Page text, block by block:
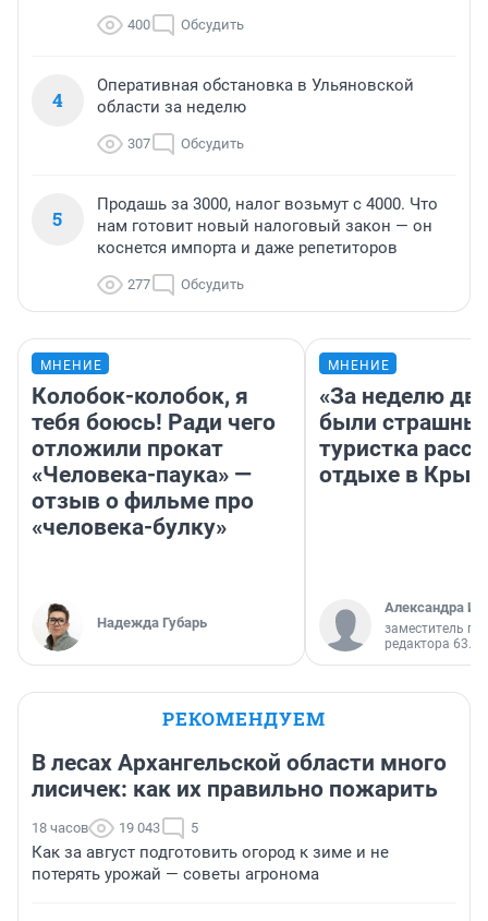
400 Обсудить
4
Оперативная обстановка в Ульяновской
области за неделю
307 Обсудить
5
Продашь за 3000, налог возьмут с 4000. Что
нам готовит новый налоговый закон — он
коснется импорта и даже репетиторов
277 Обсудить
МНЕНИЕ
Колобок-колобок, я
тебя боюсь! Ради чего
отложили прокат
«Человека-паука» —
отзыв о фильме про
«человека-булку»
Надежда Губарь
МНЕНИЕ
«За неделю
были
туристка
отдыхе в
Александра
заместитель
редактора 63.RU
РЕКОМЕНДУЕМ
В лесах Архангельской области много
лисичек: как их правильно пожарить
18 часов 19 043 5
Как за август подготовить огород к зиме и не
потерять урожай — советы агронома